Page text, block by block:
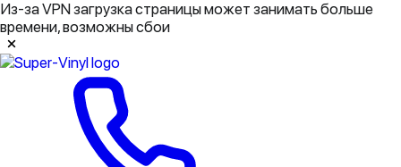
Из-за VPN загрузка страницы может занимать больше
времени, возможны сбои